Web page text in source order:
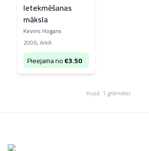
Ietekmēšanas
māksla
Kevins Hogans
2006,ArkA
Pieejama no€3.50
Kopā: 1 grāmatas